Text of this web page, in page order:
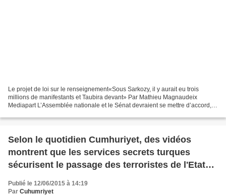
Le projet de loi sur le renseignement«Sous Sarkozy, il y aurait eu trois
millions de manifestants et Taubira devant» Par Mathieu Magnaudeix
Mediapart L’Assemblée nationale et le Sénat devraient se mettre d’accord,
Selon le quotidien Cumhuriyet, des vidéos
montrent que les services secrets turques
sécurisent le passage des terroristes de l'Etat
islamique en Syrie
Publié le 12/06/2015 à 14:19
Par Cuhumriyet